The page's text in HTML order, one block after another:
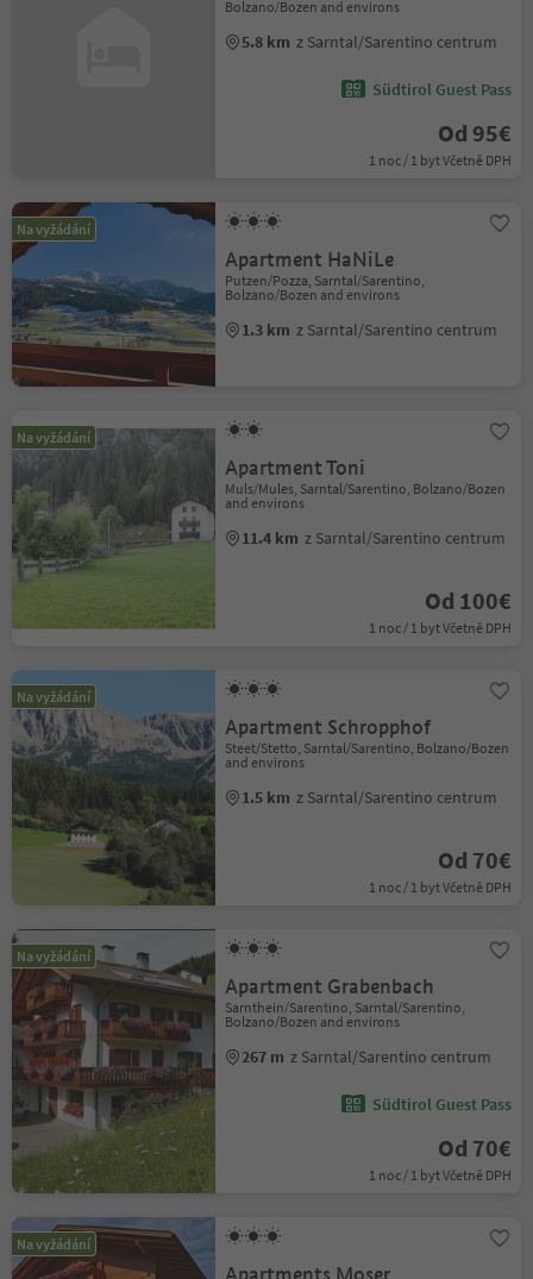
Bolzano/Bozen and environs
5.8 km z Sarntal/Sarentino centrum
Südtirol Guest Pass
Od 95€
1 noc / 1 byt Včetně DPH
Na vyžádání
Apartment HaNiLe
Putzen/Pozza, Sarntal/Sarentino,
Bolzano/Bozen and environs
1.3 km z Sarntal/Sarentino centrum
Na vyžádání
Apartment Toni
Muls/Mules, Sarntal/Sarentino, Bolzano/Bozen
and environs
11.4 km z Sarntal/Sarentino centrum
Od 100€
1 noc / 1 byt Včetně DPH
Na vyžádání
Apartment Schropphof
Steet/Stetto, Sarntal/Sarentino, Bolzano/Bozen
and environs
1.5 km z Sarntal/Sarentino centrum
Od 70€
1 noc / 1 byt Včetně DPH
Na vyžádání
Apartment Grabenbach
Sarnthein/Sarentino, Sarntal/Sarentino,
Bolzano/Bozen and environs
267 m z Sarntal/Sarentino centrum
Südtirol Guest Pass
Od 70€
1 noc / 1 byt Včetně DPH
Na vyžádání